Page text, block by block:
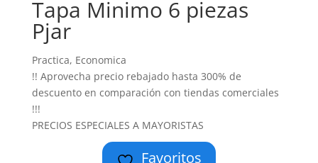
Tapa Minimo 6 piezas
Pjar
Practica, Economica
!! Aprovecha precio rebajado hasta 300% de
descuento en comparación con tiendas comerciales
!!!
PRECIOS ESPECIALES A MAYORISTAS
Favoritos